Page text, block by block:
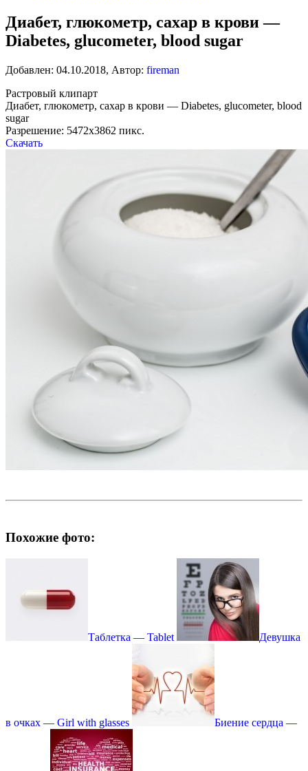
Диабет, глюкометр, сахар в крови —
Diabetes, glucometer, blood sugar
Добавлен: 04.10.2018, Автор: fireman
Растровый клипарт
Диабет, глюкометр, сахар в крови — Diabetes, glucometer, blood
sugar
Разрешение: 5472х3862 пикс.
Скачать
Похожие фото:
Таблетка — Tablet Девушка
в очках — Girl with glasses Биение сердца —